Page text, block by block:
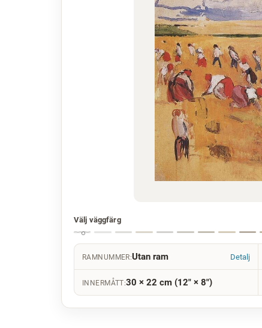
Välj väggfärg
RAMNUMMER:Utan ram Detalj
INNERMÅTT:30 × 22 cm (12" × 8")